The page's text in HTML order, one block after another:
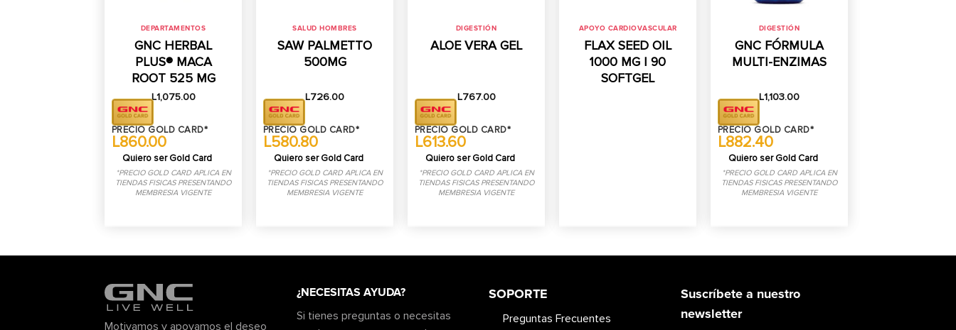
DEPARTAMENTOS
GNC HERBAL
PLUS® MACA
ROOT 525 MG
L1,075.00
PRECIO GOLD CARD*
L860.00
Quiero ser Gold Card
*PRECIO GOLD CARD APLICA EN
TIENDAS FISICAS PRESENTANDO
MEMBRESIA VIGENTE
SALUD HOMBRES
SAW PALMETTO
500MG
L726.00
PRECIO GOLD CARD*
L580.80
Quiero ser Gold Card
*PRECIO GOLD CARD APLICA EN
TIENDAS FISICAS PRESENTANDO
MEMBRESIA VIGENTE
DIGESTIÓN
ALOE VERA GEL
L767.00
PRECIO GOLD CARD*
L613.60
Quiero ser Gold Card
*PRECIO GOLD CARD APLICA EN
TIENDAS FISICAS PRESENTANDO
MEMBRESIA VIGENTE
APOYO CARDIOVASCULAR
FLAX SEED OIL
1000 MG | 90
SOFTGEL
DIGESTIÓN
GNC FÓRMULA
MULTI-ENZIMAS
L1,103.00
PRECIO GOLD CARD*
L882.40
Quiero ser Gold Card
*PRECIO GOLD CARD APLICA EN
TIENDAS FISICAS PRESENTANDO
MEMBRESIA VIGENTE
Motivamos y apoyamos el deseo
¿NECESITAS AYUDA?
Si tienes preguntas o necesitas
SOPORTE
Preguntas Frecuentes
Suscríbete a nuestro
newsletter